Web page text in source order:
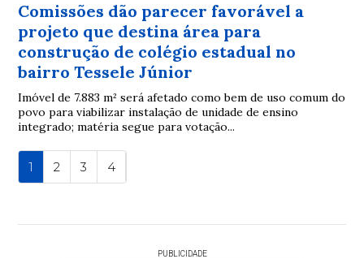
Comissões dão parecer favorável a
projeto que destina área para
construção de colégio estadual no
bairro Tessele Júnior
Imóvel de 7.883 m² será afetado como bem de uso comum do
povo para viabilizar instalação de unidade de ensino
integrado; matéria segue para votação...
1 2 3 4
PUBLICIDADE